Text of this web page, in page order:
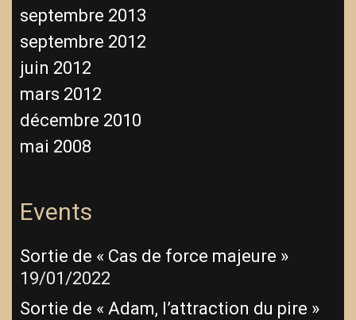
septembre 2013
septembre 2012
juin 2012
mars 2012
décembre 2010
mai 2008
Events
Sortie de « Cas de force majeure »
19/01/2022
Sortie de « Adam, l’attraction du pire »